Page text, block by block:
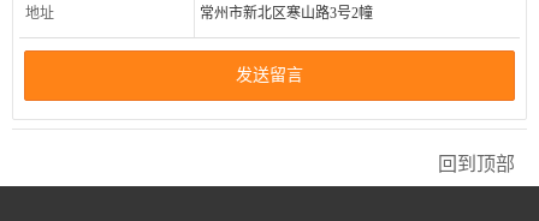
地址 常州市新北区寒山路3号2幢
发送留言
回到顶部